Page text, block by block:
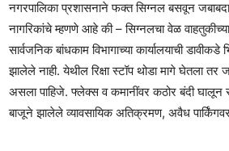
नगरपालिका प्रशासनाने फक्त सिग्नल बसवून
नागरिकांचे म्हणणे आहे की – सिग्नलचा वेळ
सार्वजनिक बांधकाम विभागाच्या कार्यालयाची
झालेले नाही. येथील रिक्षा स्टॉप थोडा मागे घेतला तर
असला पाहिजे. फ्लेक्स व कमानींवर कठोर बंदी घालून
बाजूने झालेले व्यावसायिक अतिक्रमण, अवैध